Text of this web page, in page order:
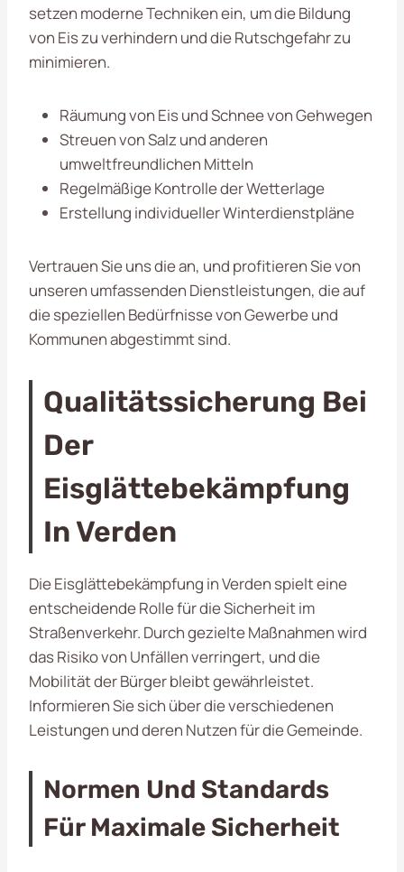
setzen moderne Techniken ein, um die Bildung
von Eis zu verhindern und die Rutschgefahr zu
minimieren.
Räumung von Eis und Schnee von Gehwegen
Streuen von Salz und anderen
umweltfreundlichen Mitteln
Regelmäßige Kontrolle der Wetterlage
Erstellung individueller Winterdienstpläne
Vertrauen Sie uns diean, und profitieren Sie von
unseren umfassenden Dienstleistungen, die auf
die speziellen Bedürfnisse von Gewerbe und
Kommunen abgestimmt sind.
Qualitätssicherung Bei
Der
Eisglättebekämpfung
In Verden
Die Eisglättebekämpfung in Verden spielt eine
entscheidende Rolle für die Sicherheit im
Straßenverkehr. Durch gezielte Maßnahmen wird
das Risiko von Unfällen verringert, und die
Mobilität der Bürger bleibt gewährleistet.
Informieren Sie sich über die verschiedenen
Leistungen und deren Nutzen für die Gemeinde.
Normen Und Standards
Für Maximale Sicherheit